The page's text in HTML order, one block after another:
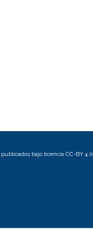
bajo licencia CC-BY 4.0